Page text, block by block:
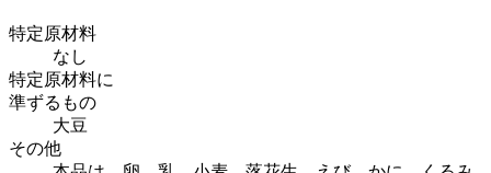
特定原材料
なし
特定原材料に
準ずるもの
大豆
その他